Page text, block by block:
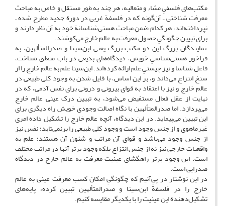
مکتب‌های فلسفیِ مشاء و متعالیه، هر چند به طور مستقل و خاص به مباحث
معرفت شناختی ـ آن‌گونه که در فلسفة غربی در دورة جدید مطرح شده ـ
نپرداخته‌اند، هر کدام ضمنِ مباحث هستی‌شناسانة خود به آن نظر دارند و
برای تبیین چگونگیِ حصول معرفت به عالم خارج می‌کوشند.
نمایندگان بزرگ این دو مکتب بزرگ یعنی ابن‌سینا و صدرالمتألهین، به
فراخور هستی‌شناسیِ خویش، دیدگاه‌های بدیعی در باب متعلَق شناخت،
فاعل شناسا و نیز چیستیِ علم ارائه کرده‌اند. ابن‌سینا علم به عالم خارج را از
سنخ انتزاع می‌داند و، بر این اساس، با قایل شدن به وجود کلی طبیعی در
عالم خارج و نیز با اعتقاد به قوای بیرونی و درونی برای نفس آدمی، که در
نهایت از عقل فعال مستفیض می‌شود، به تبیین درک عینی عالم خارج
می‌پردازد. اما صدرالمتألهین با نگاه اصالت وجودی خویش راه دیگری برای
این تبیین می‌پیماید. در این دیدگاه، آنچه عالم خارج را تشکیل داده امری
غیرماهوی و از جنس وجود است و وجودِ کلی طبیعی را برنمی‌تابد؛ نفس نیز
از جنس وجود می‌باشد و قوای آن مراتب و شئون آن هستند؛ علمِ به
واقعیات خارجی نیز نه از جنس انتزاع بلکه وجودِ برترِ آنها در مراتب مختلف
است. این وجود برتر راهگشای عینیت معرفت به عالم خارج در دیدگاه
صدرایی است.
در این نوشتار در پیِ‌آنیم که چگونگیِ امکان کسب معرفت عینی به عالم
خارج را در فلسفة ابن‌سینا و صدرالمتألهین تبیین کرده، پایه‌های
تشکیل‌دهندة این عینیت را با یکدیگر مقایسه کنیم.